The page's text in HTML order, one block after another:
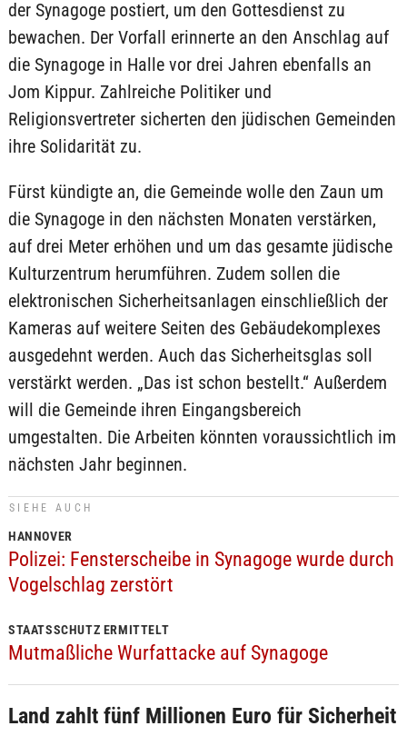
der Synagoge postiert, um den Gottesdienst zu
bewachen. Der Vorfall erinnerte an den Anschlag auf
die Synagoge in Halle vor drei Jahren ebenfalls an
Jom Kippur. Zahlreiche Politiker und
Religionsvertreter sicherten den jüdischen Gemeinden
ihre Solidarität zu.
Fürst kündigte an, die Gemeinde wolle den Zaun um
die Synagoge in den nächsten Monaten verstärken,
auf drei Meter erhöhen und um das gesamte jüdische
Kulturzentrum herumführen. Zudem sollen die
elektronischen Sicherheitsanlagen einschließlich der
Kameras auf weitere Seiten des Gebäudekomplexes
ausgedehnt werden. Auch das Sicherheitsglas soll
verstärkt werden. „Das ist schon bestellt.“ Außerdem
will die Gemeinde ihren Eingangsbereich
umgestalten. Die Arbeiten könnten voraussichtlich im
nächsten Jahr beginnen.
SIEHE AUCH
HANNOVER
Polizei: Fensterscheibe in Synagoge wurde durch
Vogelschlag zerstört
STAATSSCHUTZ ERMITTELT
Mutmaßliche Wurfattacke auf Synagoge
Land zahlt fünf Millionen Euro für Sicherheit